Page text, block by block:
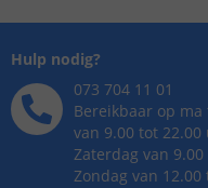
Hulp nodig?
073 704 11 01
Bereikbaar op
van 9.00 tot 22.00
Zaterdag van
Zondag van